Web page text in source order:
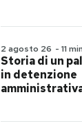
2 agosto 26 - 11
Storia di un
in detenzione